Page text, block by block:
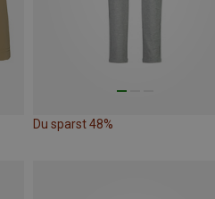
Du sparst 48%